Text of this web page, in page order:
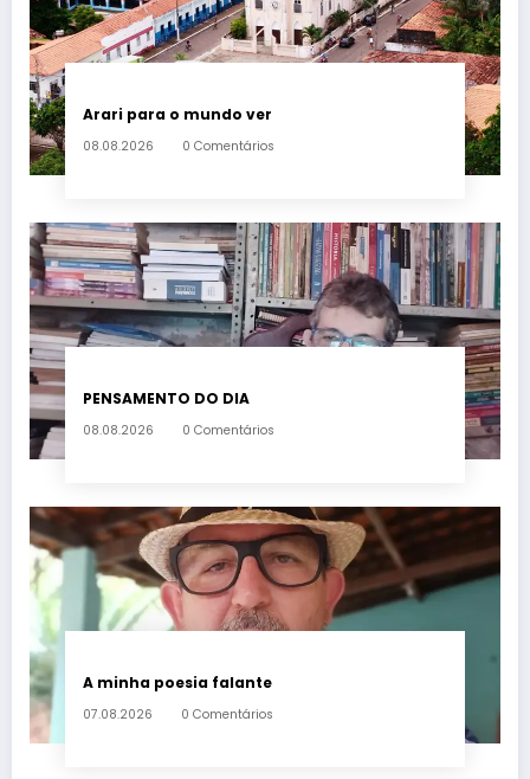
Arari para o mundo ver
08.08.2026 0 Comentários
PENSAMENTO DO DIA
08.08.2026 0 Comentários
A minha poesia falante
07.08.2026 0 Comentários